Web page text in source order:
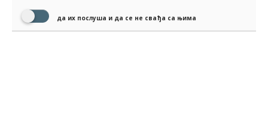
да их послуша и да се не свађа са њима